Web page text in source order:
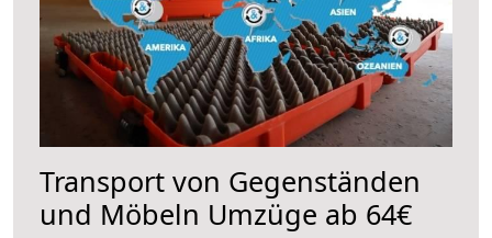
Transport von Gegenständen
und Möbeln Umzüge ab 64€